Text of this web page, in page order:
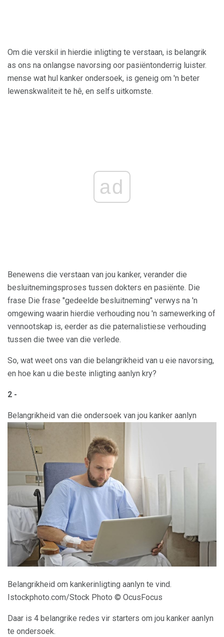
Om die verskil in hierdie inligting te verstaan, is belangrik
as ons na onlangse navorsing oor pasiëntonderrig luister.
mense wat hul kanker ondersoek, is geneig om 'n beter
lewenskwaliteit te hê, en selfs uitkomste.
ad
Benewens die verstaan ​​van jou kanker, verander die
besluitnemingsproses tussen dokters en pasiënte. Die
frase Die frase "gedeelde besluitneming" verwys na 'n
omgewing waarin hierdie verhouding nou 'n samewerking of
vennootskap is, eerder as die paternalistiese verhouding
tussen die twee van die verlede.
So, wat weet ons van die belangrikheid van u eie navorsing,
en hoe kan u die beste inligting aanlyn kry?
2 -
Belangrikheid van die ondersoek van jou kanker aanlyn
Belangrikheid om kankerinligting aanlyn te vind.
Istockphoto.com/Stock Photo © OcusFocus
Daar is 4 belangrike redes vir starters om jou kanker aanlyn
te ondersoek.